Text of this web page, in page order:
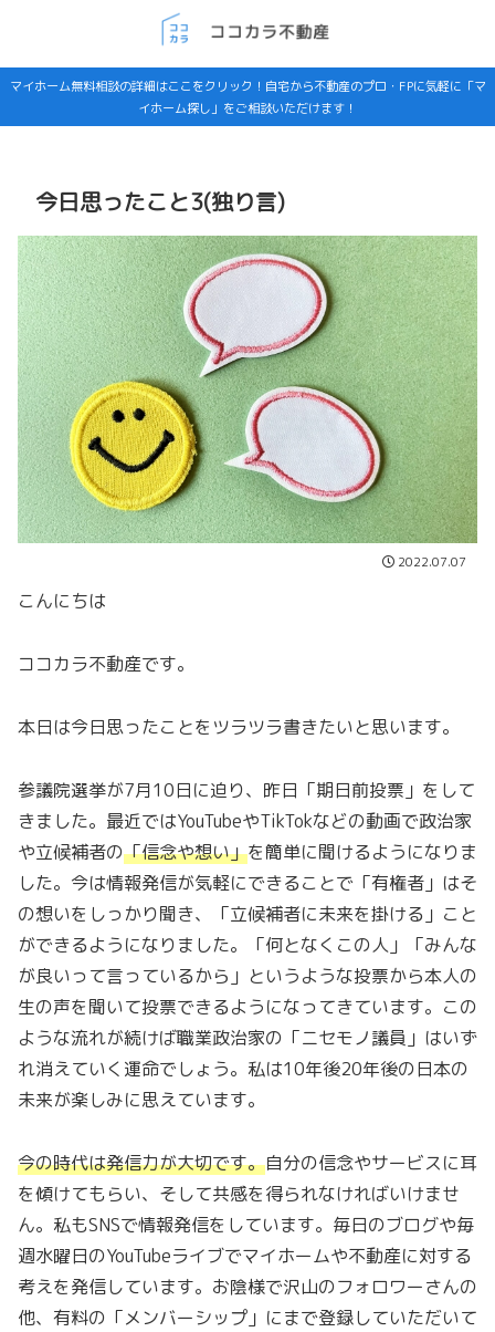
マイホーム無料相談の詳細はここをクリック！自宅から不動産のプロ・FPに気軽に「マ
イホーム探し」をご相談いただけます！
今日思ったこと3(独り言)
2022.07.07
こんにちは
ココカラ不動産です。
本日は今日思ったことをツラツラ書きたいと思います。
参議院選挙が7月10日に迫り、昨日「期日前投票 」をして
きました。最近ではYouTubeやTikTokなどの動画で政治家
や立候補者の「信念や想い」を簡単に聞けるようになりま
した。今は情報発信が気軽にできることで「有権者」はそ
の想いをしっかり聞き、「立候補者に未来を掛ける 」こと
ができるようになりました。「何となくこの人」「みんな
が良いって言っているから」というような投票から本人の
生の声を聞いて投票できるようになってきています。この
ような流れが続けば職業政治家の「ニセモノ議員 」はいず
れ消えていく運命でしょう。私は10年後20年後の日本の
未来が楽しみに思えています。
今の時代は発信力が大切です。自分の信念やサービスに耳
を傾けてもらい、そして共感を得られなければいけませ
ん。私もSNSで情報発信をしています。毎日のブログや毎
週水曜日のYouTubeライブでマイホームや不動産に対する
考えを発信しています。お陰様で沢山のフォロワーさんの
他、有料の「メンバーシップ」にまで登録していただいて